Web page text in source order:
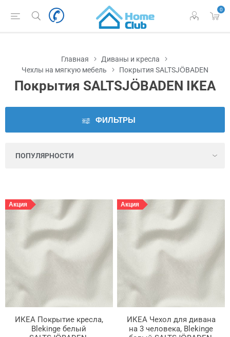
0
Наличие
во
ЦенаГлавная
Диваны и кресла
Чехлы на мягкую мебель
Покрытия SALTSJÖBADEN
Покрытия SALTSJÖBADEN IKEA
ФИЛЬТРЫ
Акция
ИКЕА Покрытие кресла,
Blekinge белый
Акция
ИКЕА Чехол для дивана
на 3 человека, Blekinge